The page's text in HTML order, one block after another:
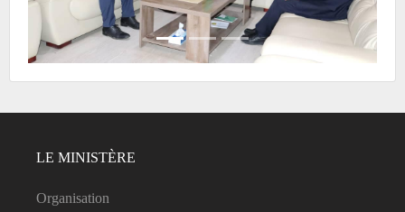
LE MINISTÈRE
Organisation